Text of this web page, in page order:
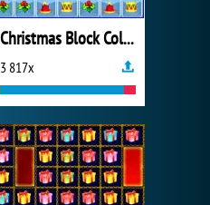
Christmas Block Collapse
3 817x